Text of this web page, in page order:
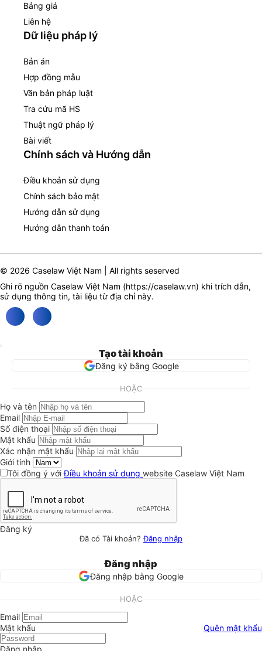
Bảng giá
Liên hệ
Dữ liệu pháp lý
Bản án
Hợp đồng mẫu
Văn bản pháp luật
Tra cứu mã HS
Thuật ngữ pháp lý
Bài viết
Chính sách và Hướng dẫn
Điều khoản sử dụng
Chính sách bảo mật
Hướng dẫn sử dụng
Hướng dẫn thanh toán
© 2026 Caselaw Việt Nam | All rights seserved
Ghi rõ nguồn Caselaw Việt Nam (https://caselaw.vn) khi trích dẫn,
sử dụng thông tin, tài liệu từ địa chỉ này.
Tạo tài khoản
Đăng ký bằng Google
HOẶC
Họ và tên
Email
Số điện thoại
Mật khẩu
Xác nhận mật khẩu
Giới tính
Tôi đồng ý vớiĐiều khoản sử dụng website Caselaw Việt Nam
Đăng ký
Đã có Tài khoản?Đăng nhập
Đăng nhập
Đăng nhập bằng Google
HOẶC
Email
Mật khẩu
Quên mật khẩu
Đăng nhập